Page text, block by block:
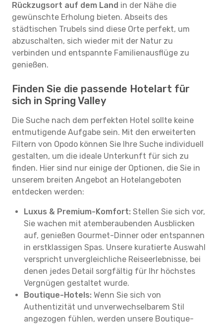
Rückzugsort auf dem Land in der Nähe die
gewünschte Erholung bieten. Abseits des
städtischen Trubels sind diese Orte perfekt, um
abzuschalten, sich wieder mit der Natur zu
verbinden und entspannte Familienausflüge zu
genießen.
Finden Sie die passende Hotelart für
sich in Spring Valley
Die Suche nach dem perfekten Hotel sollte keine
entmutigende Aufgabe sein. Mit den erweiterten
Filtern von Opodo können Sie Ihre Suche individuell
gestalten, um die ideale Unterkunft für sich zu
finden. Hier sind nur einige der Optionen, die Sie in
unserem breiten Angebot an Hotelangeboten
entdecken werden:
Luxus & Premium-Komfort: Stellen Sie sich vor,
Sie wachen mit atemberaubenden Ausblicken
auf, genießen Gourmet-Dinner oder entspannen
in erstklassigen Spas. Unsere kuratierte Auswahl
verspricht unvergleichliche Reiseerlebnisse, bei
denen jedes Detail sorgfältig für Ihr höchstes
Vergnügen gestaltet wurde.
Boutique-Hotels: Wenn Sie sich von
Authentizität und unverwechselbarem Stil
angezogen fühlen, werden unsere Boutique-